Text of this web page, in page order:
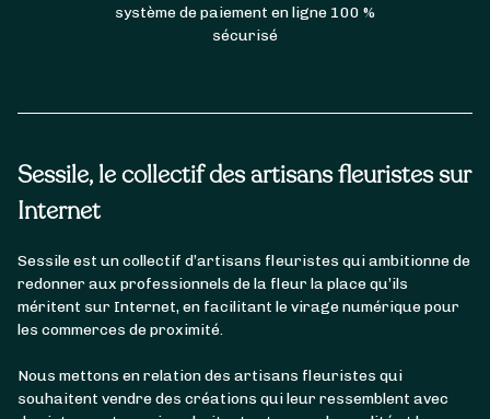
Sessile, le collectif des artisans fleuristes sur
Internet
Sessile est un collectif d’artisans fleuristes qui ambitionne de
redonner aux professionnels de la fleur la place qu’ils
méritent sur Internet, en facilitant le virage numérique pour
les commerces de proximité.
Nous mettons en relation des artisans fleuristes qui
souhaitent vendre des créations qui leur ressemblent avec
système de paiement en ligne 100 %
sécurisé